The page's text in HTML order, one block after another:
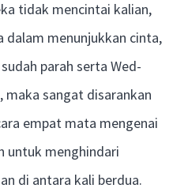
tidak mencintai kalian,
menunjukkan cinta,
parah serta Wed-
maka sangat disarankan
empat mata mengenai
untuk menghindari
di antara kali berdua.